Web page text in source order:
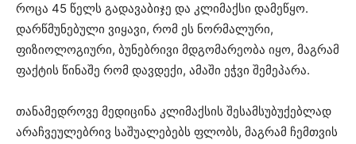
როცა 45 წელს გადავაბიჯე და კლიმაქსი დამეწყო.
დარწმუნებული ვიყავი, რომ ეს ნორმალური,
ფიზიოლოგიური, ბუნებრივი მდგომარეობა იყო, მაგრამ
ფაქტის წინაშე რომ დავდექი, ამაში ეჭვი შემეპარა.
თანამედროვე მედიცინა კლიმაქსის შესამსუბუქებლად
არაჩვეულებრივ საშუალებებს ფლობს, მაგრამ ჩემთვის